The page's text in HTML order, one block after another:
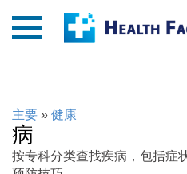
主要 » 健康
病
按专科分类查找疾病，包括症